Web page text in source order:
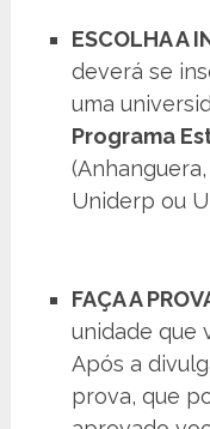
ESCOLHA A
deverá se
uma
Programa
Uniderp ou
FAÇA A
unidade que
Após a
prova, que